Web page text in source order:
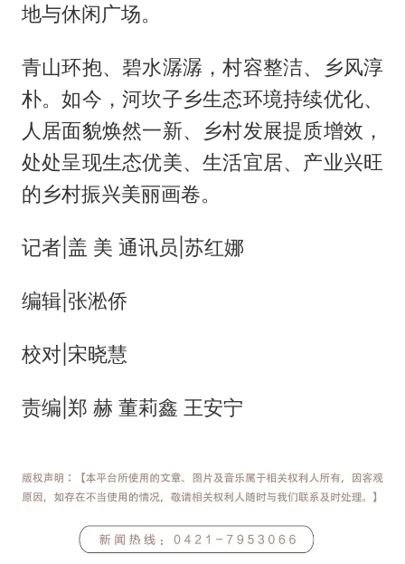
地与休闲广场。
青山环抱、碧水潺潺，村容整洁、乡风淳
朴。如今，河坎子乡生态环境持续优化、
人居面貌焕然一新、乡村发展提质增效，
处处呈现生态优美、生活宜居、产业兴旺
的乡村振兴美丽画卷。
记者|盖 美 通讯员|苏红娜
编辑|张淞侨
校对|宋晓慧
责编|郑 赫 董莉鑫 王安宁